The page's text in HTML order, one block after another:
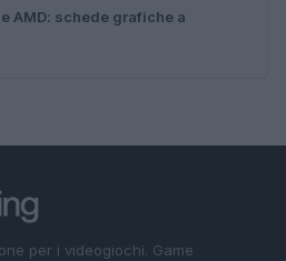
AMD: schede grafiche a
per i videogiochi. Game